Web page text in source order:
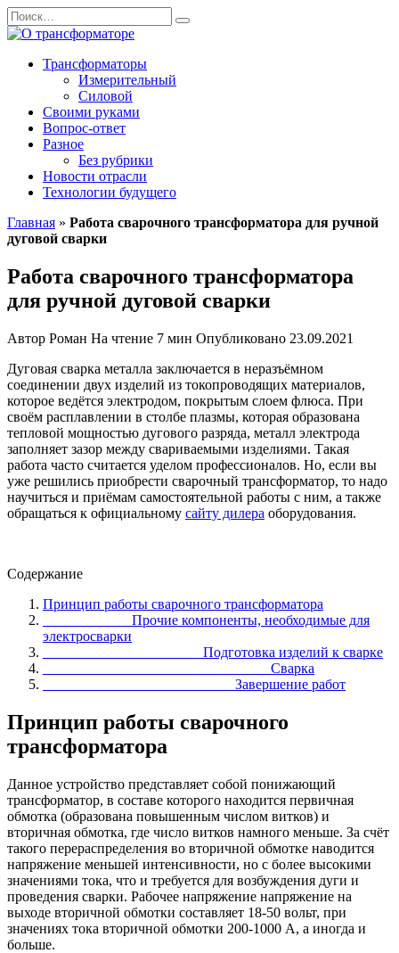
Перейти
к
содержанию
Search
for:
Трансформаторы
Измерительный
Силовой
Своими руками
Вопрос-ответ
Разное
Без рубрики
Новости отрасли
Технологии будущего
Главная » Работа сварочного трансформатора для ручной
дуговой сварки
Работа сварочного трансформатора
для ручной дуговой сварки
Автор Роман На чтение 7 мин Опубликовано 23.09.2021
Дуговая сварка металла заключается в неразъёмном
соединении двух изделий из токопроводящих материалов,
которое ведётся электродом, покрытым слоем флюса. При
своём расплавлении в столбе плазмы, которая образована
тепловой мощностью дугового разряда, металл электрода
заполняет зазор между свариваемыми изделиями. Такая
работа часто считается уделом профессионалов. Но, если вы
уже решились приобрести сварочный трансформатор, то надо
научиться и приёмам самостоятельной работы с ним, а также
обращаться к официальному сайту дилера оборудования.
Содержание
Принцип работы сварочного трансформатора
Прочие компоненты, необходимые для
электросварки
Подготовка изделий к сварке
Сварка
Завершение работ
Принцип работы сварочного
трансформатора
Данное устройство представляет собой понижающий
трансформатор, в составе которого находится первичная
обмотка (образована повышенным числом витков) и
вторичная обмотка, где число витков намного меньше. За счёт
такого перераспределения во вторичной обмотке наводится
напряжение меньшей интенсивности, но с более высокими
значениями тока, что и требуется для возбуждения дуги и
проведения сварки. Рабочее напряжение напряжение на
выходе вторичной обмотки составляет 18-50 вольт, при
значениях тока вторичной обмотки 200-1000 А, а иногда и
больше.